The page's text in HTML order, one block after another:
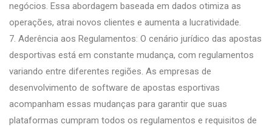
negócios. Essa abordagem baseada em dados otimiza as
operações, atrai novos clientes e aumenta a lucratividade.
7. Aderência aos Regulamentos: O cenário jurídico das apostas
desportivas está em constante mudança, com regulamentos
variando entre diferentes regiões. As empresas de
desenvolvimento de software de apostas esportivas
acompanham essas mudanças para garantir que suas
plataformas cumpram todos os regulamentos e requisitos de